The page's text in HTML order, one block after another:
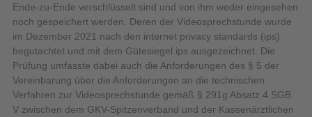
Ende-zu-Ende verschlüsselt sind und von ihm weder eingesehen
noch gespeichert werden. Deren der Videosprechstunde wurde
im Dezember 2021 nach den internet privacy standards (ips)
begutachtet und mit dem Gütesiegel ips ausgezeichnet. Die
Prüfung umfasste dabei auch die Anforderungen des § 5 der
Vereinbarung über die Anforderungen an die technischen
Verfahren zur Videosprechstunde gemäß § 291g Absatz 4 SGB
V zwischen dem GKV-Spitzenverband und der Kassenärztlichen